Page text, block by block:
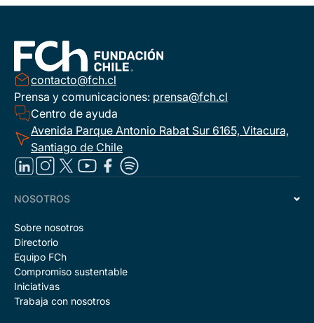
contacto@fch.cl
Prensa y comunicaciones: prensa@fch.cl
Centro de ayuda
Avenida Parque Antonio Rabat Sur 6165, Vitacura,
Santiago de Chile
NOSOTROS
Sobre nosotros
Directorio
Equipo FCh
Compromiso sustentable
Iniciativas
Trabaja con nosotros